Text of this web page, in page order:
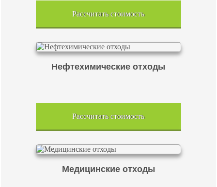
Рассчитать стоимость
Нефтехимические отходы
Рассчитать стоимость
Медицинские отходы